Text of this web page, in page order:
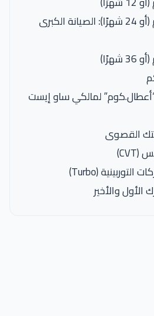
✅ صيانة 40,000 كم (أو 24 شهرًا): الصيانة الكبرى
لمالكي ساو إيست
الأول والأخير